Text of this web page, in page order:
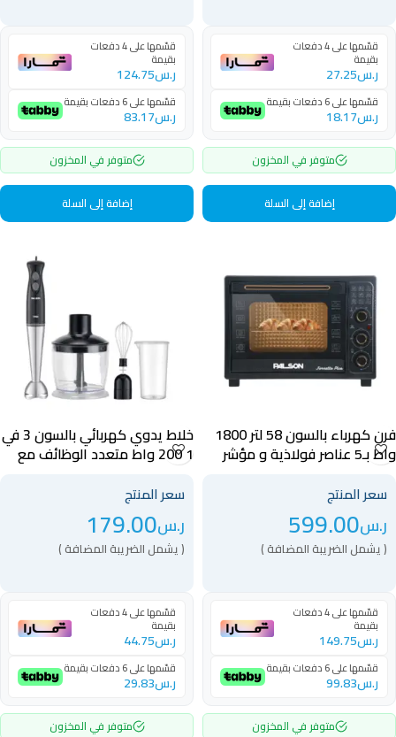
قسّمها على 4 دفعات
بقيمة
ر.س27.25
قسّمها على 6 دفعات بقيمة
ر.س18.17
متوفر في المخزون
إضافة إلى السلة
قسّمها على 4 دفعات
بقيمة
ر.س124.75
قسّمها على 6 دفعات بقيمة
ر.س83.17
متوفر في المخزون
إضافة إلى السلة
فرن كهرباء بالسون 58 لتر 1800
واط بـ5 عناصر فولاذية و مؤشر
ضوئي أسود – 40023
سعر المنتج
ر.س599.00
( يشمل الضريبة المضافة )
قسّمها على 4 دفعات
بقيمة
ر.س149.75
قسّمها على 6 دفعات بقيمة
ر.س99.83
متوفر في المخزون
خلاط يدوي كهربائي بالسون 3 في
1 200 واط متعدد الوظائف مع
أوعية أسود – 40021
سعر المنتج
ر.س179.00
( يشمل الضريبة المضافة )
قسّمها على 4 دفعات
بقيمة
ر.س44.75
قسّمها على 6 دفعات بقيمة
ر.س29.83
متوفر في المخزون